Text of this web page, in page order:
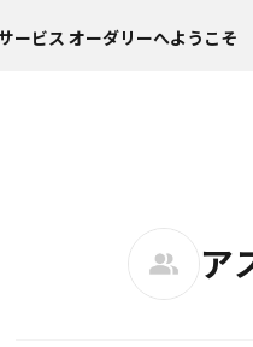
ービス オーダリーへようこそ
ア